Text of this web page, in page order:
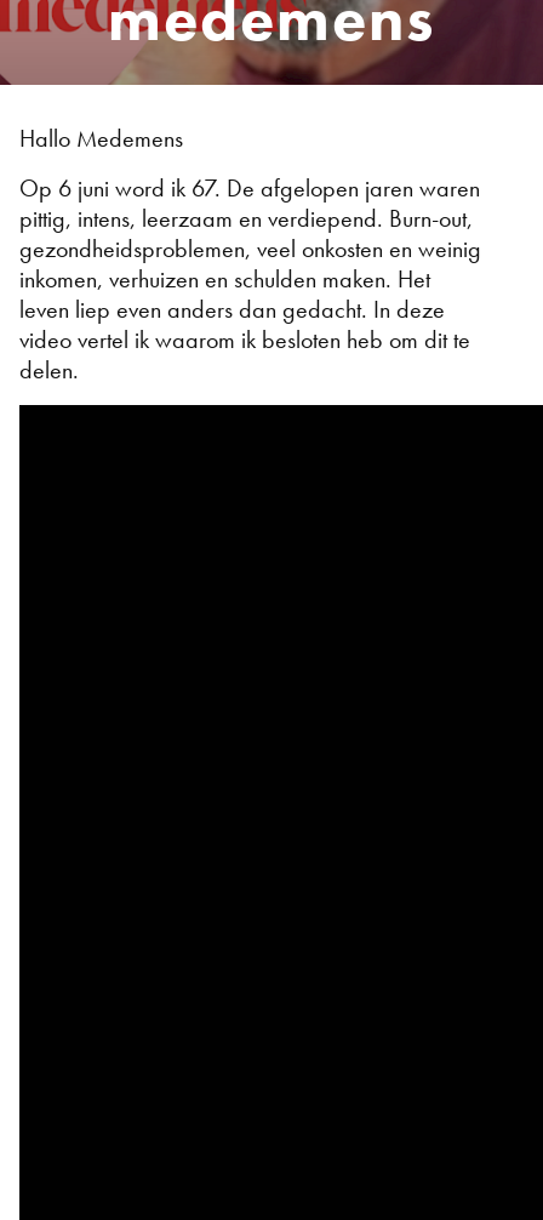
medemens
Hallo Medemens
Op 6 juni word ik 67. De afgelopen jaren waren
pittig, intens, leerzaam en verdiepend. Burn-out,
gezondheidsproblemen, veel onkosten en weinig
inkomen, verhuizen en schulden maken. Het
leven liep even anders dan gedacht. In deze
video vertel ik waarom ik besloten heb om dit te
delen.